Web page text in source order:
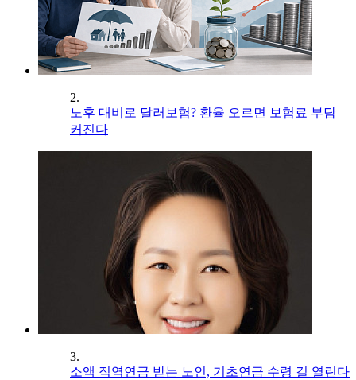
2.
노후 대비로 달러보험? 환율 오르면 보험료 부담
커진다
3.
소액 직역연금 받는 노인, 기초연금 수령 길 열린다